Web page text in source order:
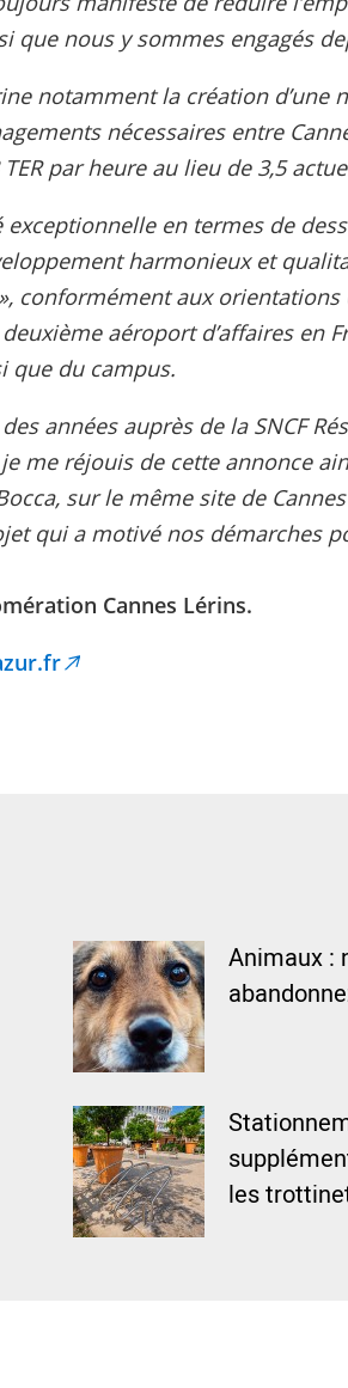
nous y sommes engagés
notamment la création d’une
nécessaires entre
par heure au lieu de 3,5
en termes de
harmonieux et
conformément aux orientations
aéroport d’affaires en
que du campus.
années auprès de la SNCF
me réjouis de cette annonce
sur le même site de
qui a motivé nos démarches
Cannes Lérins.
Animaux :
les